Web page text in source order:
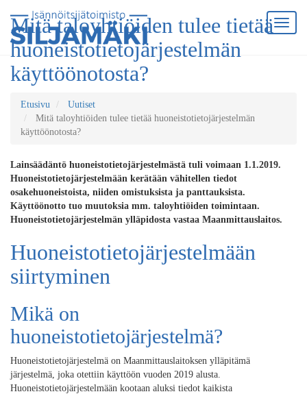
Mitä taloyhtiöiden tulee tietää
huoneistotietojärjestelmän
käyttöönotosta?
Etusivu
Uutiset
Mitä taloyhtiöiden tulee tietää huoneistotietojärjestelmän
käyttöönotosta?
Lainsäädäntö huoneistotietojärjestelmästä tuli voimaan 1.1.2019.
Huoneistotietojärjestelmään kerätään vähitellen tiedot
osakehuoneistoista, niiden omistuksista ja panttauksista.
Käyttöönotto tuo muutoksia mm. taloyhtiöiden toimintaan.
Huoneistotietojärjestelmän ylläpidosta vastaa Maanmittauslaitos.
Huoneistotietojärjestelmään
siirtyminen
Mikä on
huoneistotietojärjestelmä?
Huoneistotietojärjestelmä on Maanmittauslaitoksen ylläpitämä
järjestelmä, joka otettiin käyttöön vuoden 2019 alusta.
Huoneistotietojärjestelmään kootaan aluksi tiedot kaikista